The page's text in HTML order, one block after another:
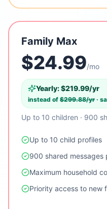
Family Max
$24.99/mo
Yearly: $219.99/yr
instead of $299.88/yr ·
Up to 10 children · 900
Up to 10 child profiles
900 shared messages
Maximum household
Priority access to new